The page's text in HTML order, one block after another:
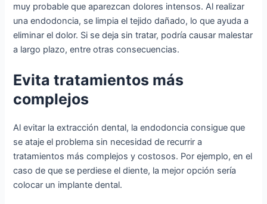
muy probable que aparezcan dolores intensos. Al realizar
una endodoncia, se limpia el tejido dañado, lo que ayuda a
eliminar el dolor. Si se deja sin tratar, podría causar malestar
a largo plazo, entre otras consecuencias.
Evita tratamientos más
complejos
Al evitar la extracción dental, la endodoncia consigue que
se ataje el problema sin necesidad de recurrir a
tratamientos más complejos y costosos. Por ejemplo, en el
caso de que se perdiese el diente, la mejor opción sería
colocar un implante dental.